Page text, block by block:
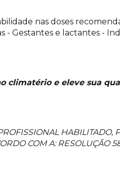
nas doses
- Gestantes e lactantes -
climatério e eleve sua
HABILITADO,
COM A: RESOLUÇÃO